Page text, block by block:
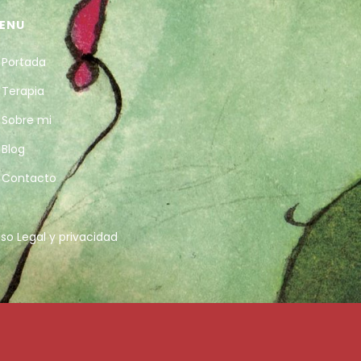
Portada
Terapia
Sobre mi
Blog
Contacto
Legal y privacidad